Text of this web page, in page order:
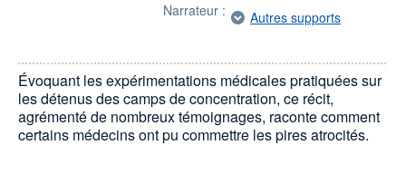
Narrateur :
Autres supports
Évoquant les expérimentations médicales pratiquées sur
les détenus des camps de concentration, ce récit,
agrémenté de nombreux témoignages, raconte comment
certains médecins ont pu commettre les pires atrocités.